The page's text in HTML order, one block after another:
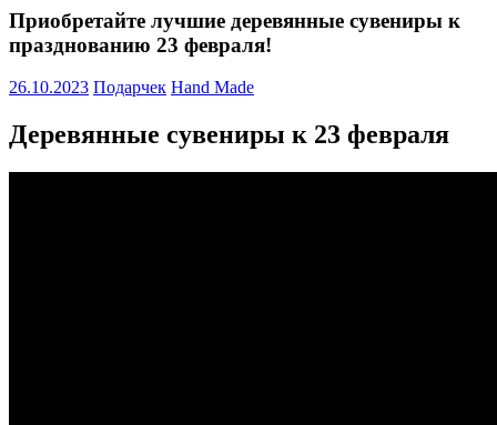
Приобретайте лучшие деревянные сувениры к
празднованию 23 февраля!
26.10.2023 Подарчек Hand Made
Деревянные сувениры к 23 февраля